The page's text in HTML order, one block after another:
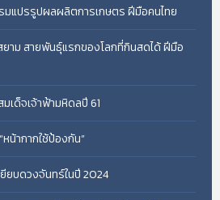
แปรรูปผลผลิตการเกษตร ฝีมือคนไทย
าม สายพันธุ์แรกของโลกที่กินสดได้ ฝีมือ
เด็จเจ้าฟ้ามหิดลปี 61
น้ากากใช้ป้องกัน”
ยบดวงจันทร์ในปี 2024